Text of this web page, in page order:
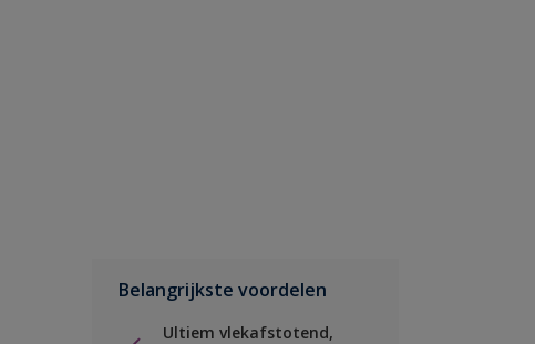
Belangrijkste voordelen
Ultiem vlekafstotend,